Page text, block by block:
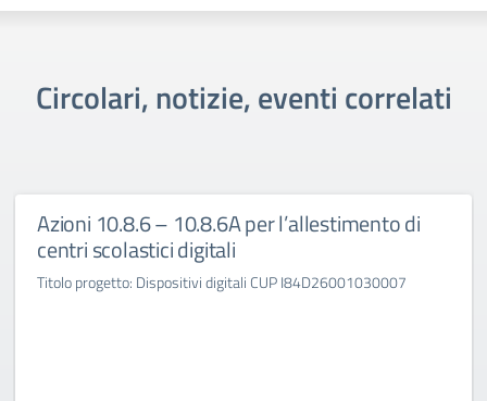
Circolari, notizie, eventi correlati
Azioni 10.8.6 – 10.8.6A per l’allestimento di
centri scolastici digitali
Titolo progetto: Dispositivi digitali CUP I84D26001030007